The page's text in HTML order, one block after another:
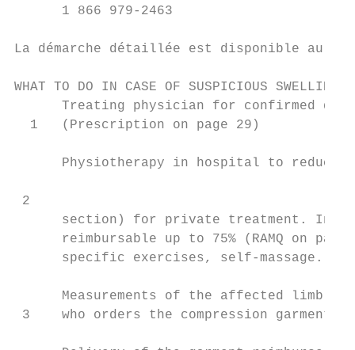
      1 866 979-2463
La démarche détaillée est disponible au
WHAT TO DO IN CASE OF SUSPICIOUS SWELLING
Treating physician for confirmed
  1   (Prescription on page 29)
Physiotherapy in hospital to reduce
2
section) for private treatment.
reimbursable up to 75% (RAMQ on
      specific exercises, self-massage.
Measurements of the affected limb
3    who orders the compression garment.